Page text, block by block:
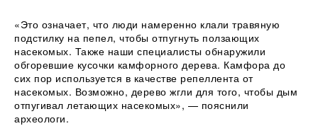
«Это означает, что люди намеренно клали травяную
подстилку на пепел, чтобы отпугнуть ползающих
насекомых. Также наши специалисты обнаружили
обгоревшие кусочки камфорного дерева. Камфора до
сих пор используется в качестве репеллента от
насекомых. Возможно, дерево жгли для того, чтобы дым
отпугивал летающих насекомых», — пояснили
археологи.